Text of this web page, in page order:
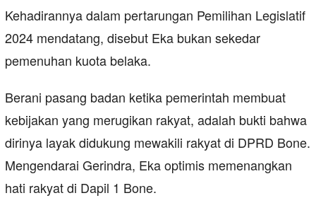
Kehadirannya dalam pertarungan Pemilihan Legislatif
2024 mendatang, disebut Eka bukan sekedar
pemenuhan kuota belaka.
Berani pasang badan ketika pemerintah membuat
kebijakan yang merugikan rakyat, adalah bukti bahwa
dirinya layak didukung mewakili rakyat di DPRD Bone.
Mengendarai Gerindra, Eka optimis memenangkan
hati rakyat di Dapil 1 Bone.